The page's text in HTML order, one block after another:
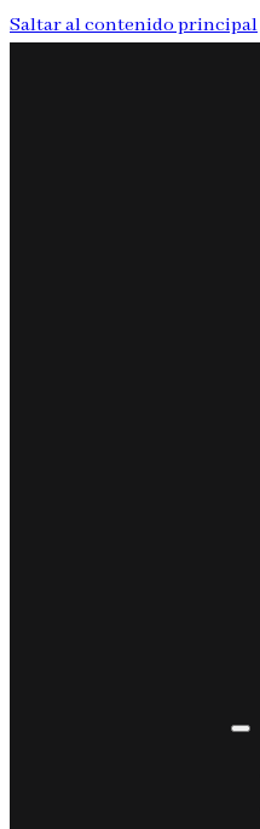
Saltar al contenido principal